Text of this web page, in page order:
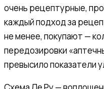
очень рецептурные,
каждый подход за
не менее, покупают —
передозировки
превысило показатели